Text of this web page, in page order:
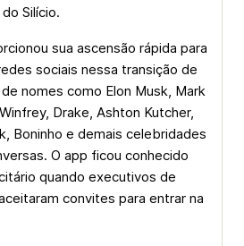
Silício.
sua ascensão rápida para
sociais nessa transição de
nomes como Elon Musk, Mark
Drake, Ashton Kutcher,
Boninho e demais celebridades
O app ficou conhecido
quando executivos de
convites para entrar na